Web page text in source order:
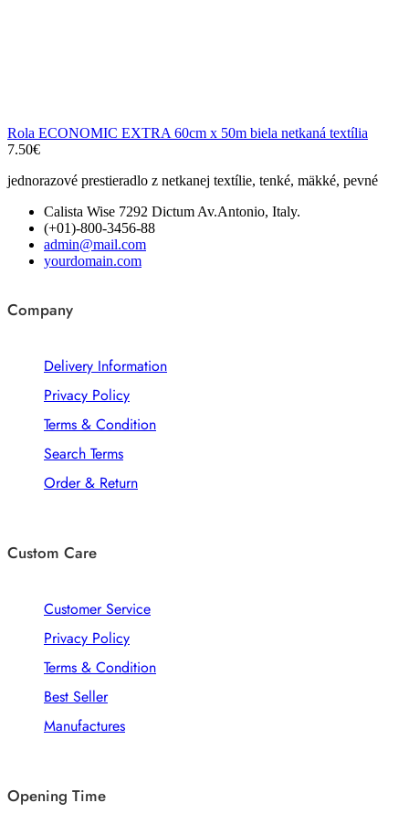
Rola ECONOMIC EXTRA 60cm x 50m biela netkaná textília
7.50€
jednorazové prestieradlo z netkanej textílie, tenké, mäkké, pevné
Calista Wise 7292 Dictum Av.Antonio, Italy.
(+01)-800-3456-88
admin@mail.com
yourdomain.com
Company
Delivery Information
Privacy Policy
Terms & Condition
Search Terms
Order & Return
Custom Care
Customer Service
Privacy Policy
Terms & Condition
Best Seller
Manufactures
Opening Time